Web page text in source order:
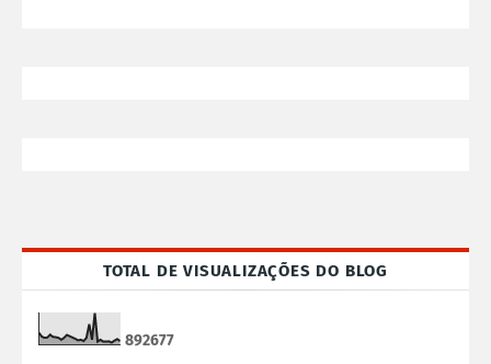
TOTAL DE VISUALIZAÇÕES DO BLOG
892677